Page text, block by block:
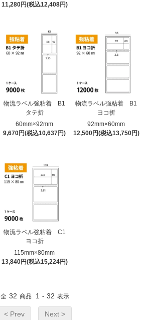
11,280円(税込12,408円)
物流ラベル強粘着 B1
タテ折
60mm×92mm
9,670円(税込10,637円)
物流ラベル強粘着 B1
ヨコ折
92mm×60mm
12,500円(税込13,750円)
物流ラベル強粘着 C1
ヨコ折
115mm×80mm
13,840円(税込15,224円)
全 32 商品 1 - 32 表示
< Prev Next >